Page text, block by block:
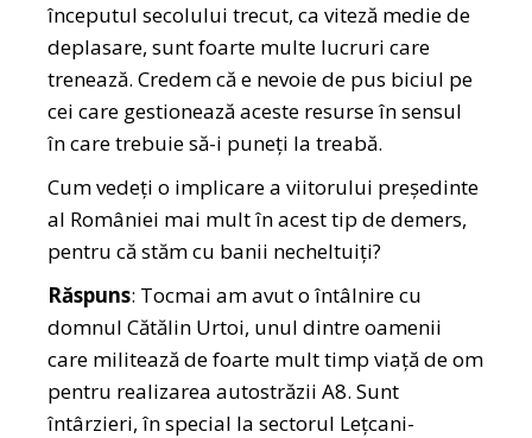
începutul secolului trecut, ca viteză medie de
deplasare, sunt foarte multe lucruri care
trenează. Credem că e nevoie de pus biciul pe
cei care gestionează aceste resurse în sensul
în care trebuie să-i puneți la treabă.
Cum vedeți o implicare a viitorului președinte
al României mai mult în acest tip de demers,
pentru că stăm cu banii necheltuiți?
Răspuns: Tocmai am avut o întâlnire cu
domnul Cătălin Urtoi, unul dintre oamenii
care militează de foarte mult timp viață de om
pentru realizarea autostrăzii A8. Sunt
întârzieri, în special la sectorul Leţcani-